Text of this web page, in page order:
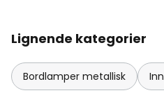
Lignende kategorier
Bordlamper metallisk